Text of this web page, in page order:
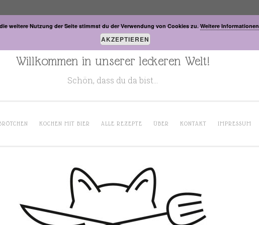
Willkommen in unserer leckeren Welt!
Schön, dass du da bist…
KOCHEN MIT BIER ALLE REZEPTE ÜBER KONTAKT IMPRESSUM
weitere Nutzung der Seite stimmst du der Verwendung von Cookies zu. Weitere Informationen
AKZEPTIEREN